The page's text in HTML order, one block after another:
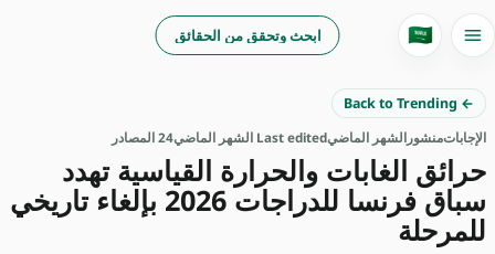
ابحث وتحقق من الحقائق 🇸🇦
← Back to Trending
الإجاباتمنشور الشهر الماضيLast edited الشهر الماضي 24 المصادر
حرائق الغابات والحرارة القياسية تهدد
سباق فرنسا للدراجات 2026 بإلغاء تاريخي
للمرحلة